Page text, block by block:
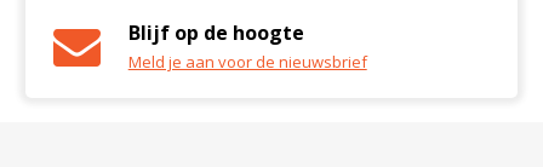
Blijf op de hoogte
Meld je aan voor de nieuwsbrief